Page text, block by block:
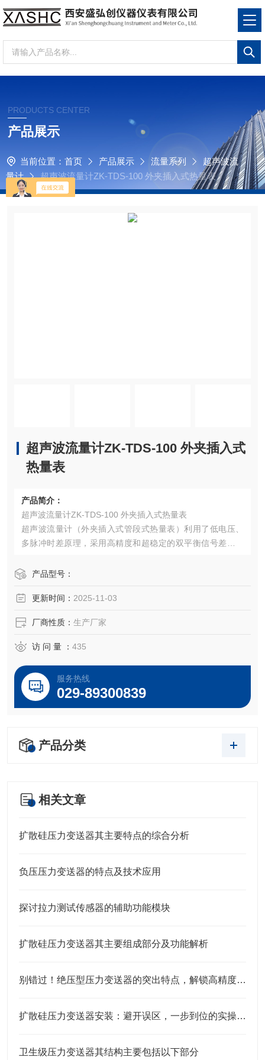
PRODUCTS CENTER
产品展示
当前位置： 首页 产品展示 流量系列
超声波流
量计
超声波流量计ZK-TDS-100 外夹插入式热量表
超声波流量计ZK-TDS-100 外夹插入式
热量表
产品简介：
超声波流量计ZK-TDS-100 外夹插入式热量表
超声波流量计（外夹插入式管段式热量表）利用了低电压、
多脉冲时差原理，采用高精度和超稳定的双平衡信号差分发
输时间，根据时差计算出流速。具有稳定性好、零点漂移
产品型号：
更新时间： 2025-11-03
厂商性质： 生产厂家
访 问 量 ： 435
服务热线
029-89300839
产品分类
相关文章
扩散硅压力变送器其主要特点的综合分析
负压压力变送器的特点及技术应用
探讨拉力测试传感器的辅助功能模块
扩散硅压力变送器其主要组成部分及功能解析
别错过！绝压型压力变送器的突出特点，解锁高精度测量的底层逻辑
扩散硅压力变送器安装：避开误区，一步到位的实操指南
卫生级压力变送器其结构主要包括以下部分